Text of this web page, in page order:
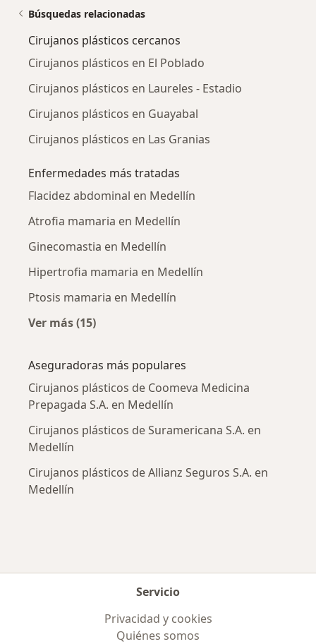
Búsquedas relacionadas
Cirujanos plásticos cercanos
Cirujanos plásticos en El Poblado
Cirujanos plásticos en Laureles - Estadio
Cirujanos plásticos en Guayabal
Cirujanos plásticos en Las Granias
Enfermedades más tratadas
Flacidez abdominal en Medellín
Atrofia mamaria en Medellín
Ginecomastia en Medellín
Hipertrofia mamaria en Medellín
Ptosis mamaria en Medellín
Ver más (15)
Aseguradoras más populares
Cirujanos plásticos de Coomeva Medicina
Prepagada S.A. en Medellín
Cirujanos plásticos de Suramericana S.A. en
Medellín
Cirujanos plásticos de Allianz Seguros S.A. en
Medellín
Servicio
Privacidad y cookies
Quiénes somos